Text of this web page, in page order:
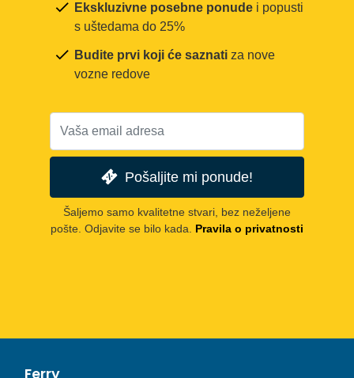
Ekskluzivne posebne ponude i popusti
s uštedama do 25%
Budite prvi koji će saznati za nove
vozne redove
Pošaljite mi ponude!
Šaljemo samo kvalitetne stvari, bez neželjene
pošte. Odjavite se bilo kada.
Pravila o privatnosti
Ferry